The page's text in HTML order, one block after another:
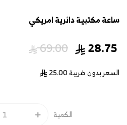
ساعة مكتبية دائرية امريكي
28.75
69.00
السعر بدون ضريبة25.00
الكمية